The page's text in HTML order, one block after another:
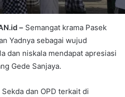
– Semangat krama Pasek
Yadnya sebagai wujud
dan niskala mendapat apresiasi
Gede Sanjaya.
dan OPD terkait di